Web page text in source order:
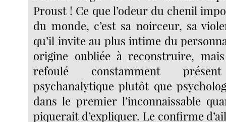
Proust ! Ce que l’odeur du chenil
du monde, c’est sa noirceur, sa
qu’il invite au plus intime du
origine oubliée à reconstruire,
refoulé constamment
psychanalytique plutôt que
dans le premier l’inconnaissable
piquerait d’expliquer. Le confirme